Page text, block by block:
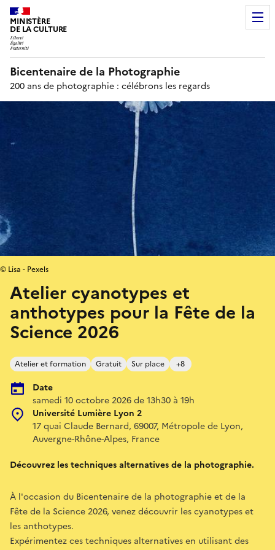
MINISTÈRE
DE LA CULTURE
Bicentenaire de la Photographie
200 ans de photographie : célébrons les regards
Atelier cyanotypes et
anthotypes pour la Fête de la
Science 2026
Atelier et formation Gratuit Sur place +8
Date
samedi 10 octobre 2026 de 13h30 à 19h
Université Lumière Lyon 2
17 quai Claude Bernard, 69007, Métropole de Lyon,
Auvergne-Rhône-Alpes, France
© Lisa - Pexels
Découvrez les techniques alternatives de la photographie.
À l'occasion du Bicentenaire de la photographie et de la
Fête de la Science 2026, venez découvrir les cyanotypes et
les anthotypes.
Expérimentez ces techniques alternatives en utilisant des